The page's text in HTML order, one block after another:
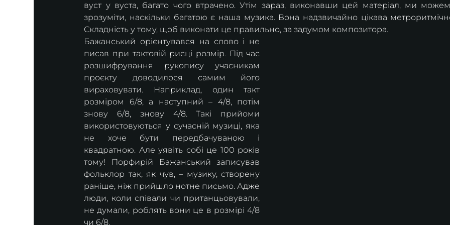
вуст у вуста, багато чого втрачено. Утім зараз, виконавши цей матеріал, ми
зрозуміти, наскільки багатою є наша музика. Вона надзвичайно цікава
Складність у тому, щоб виконати це правильно, за задумом композитора.
Бажанський орієнтувався на слово і не
писав при тактовій рисці розмір. Під час
розшифрування рукопису учасникам
проєкту доводилося самим його
вираховувати. Наприклад, один такт
розміром 6/8, а наступний – 4/8, потім
знову 6/8, знову 4/8. Такі прийоми
використовуються у сучасній музиці, яка
не хоче бути передбачуваною і
квадратною. Але уявіть собі це 100 років
тому! Порфирій Бажанський записував
фольклор так, як чув, – музику, створену
раніше, ніж прийшло нотне письмо. Адже
люди, коли співали чи пританцьовували,
не думали, роблять вони це в розмірі 4/8
чи 6/8.